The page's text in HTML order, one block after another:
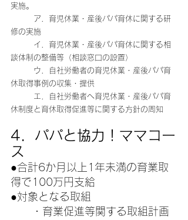
実施。
ア．育児休業・産後パパ育休に関する研
修の実施
イ．育児休業・産後パパ育休に関する相
談体制の整備等（相談窓口の設置）
ウ．自社労働者の育児休業・産後パパ育
休取得事例の収集・提供
エ．自社労働者へ育児休業・産後パパ育
休制度と育休取得促進等に関する方針の周知
4．パパと協力！ママコー
ス
●合計6か月以上1年未満の育業取
得で100万円支給
●対象となる取組
・育業促進等関する取組計画